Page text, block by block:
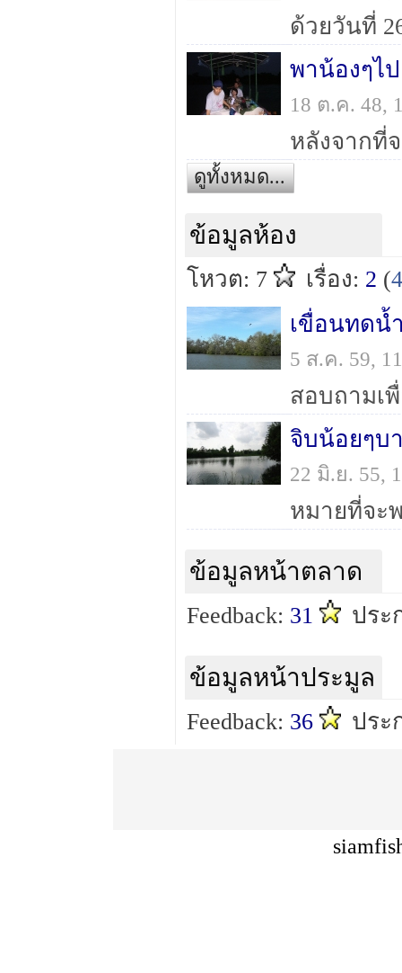
พาน้องๆไ
18 ต.ค. 48,
ดูทั้งหมด...
ข้อมูลห้อง
โหวต: 7 เรื่อง: 2 (
เขื่อนทดน้
5 ส.ค. 59,
จิบน้อยๆบ
22 มิ.ย. 55,
หมายที่จะ
ข้อมูลหน้าตลาด
Feedback: 31 ประ
ข้อมูลหน้าประมูล
Feedback: 36 ประ